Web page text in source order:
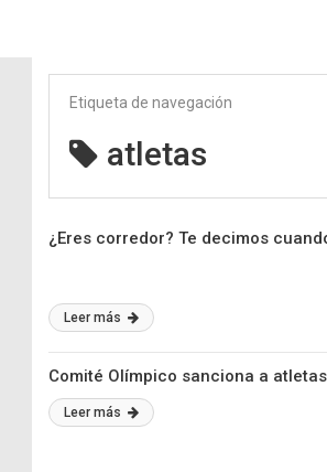
Etiqueta de navegación
atletas
¿Eres corredor? Te decimos
Leer más
Comité Olímpico sanciona a
Leer más